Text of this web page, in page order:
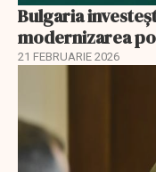
Bulgaria
modernizarea
21 FEBRUARIE 2026